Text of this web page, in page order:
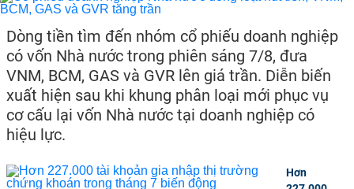
Dòng tiền tìm đến nhóm cổ phiếu doanh nghiệp
có vốn Nhà nước trong phiên sáng 7/8, đưa
VNM, BCM, GAS và GVR lên giá trần. Diễn biến
xuất hiện sau khi khung phân loại mới phục vụ
cơ cấu lại vốn Nhà nước tại doanh nghiệp có
hiệu lực.
Hơn